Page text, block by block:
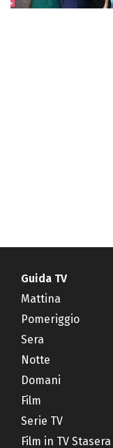
Guida TV
Mattina
Pomeriggio
Sera
Notte
Domani
Film
Serie TV
Film in TV Stasera